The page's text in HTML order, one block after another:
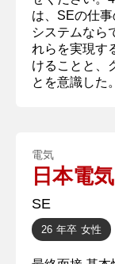
は、SEの仕
システムなら
れらを実現す
けることと、
とを意識した
電気
日本電
SE
26 年卒 女性